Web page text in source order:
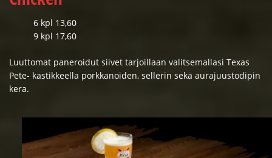
6 kpl 13,60
9 kpl 17,60
Luuttomat paneroidut siivet tarjoillaan valitsemallasi Texas
Pete- kastikkeella porkkanoiden, sellerin sekä aurajuustodipin
kera.